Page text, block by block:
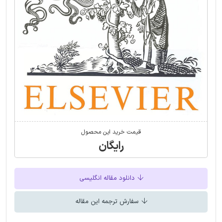
قیمت خرید این محصول
رایگان
دانلود مقاله انگلیسی
سفارش ترجمه این مقاله